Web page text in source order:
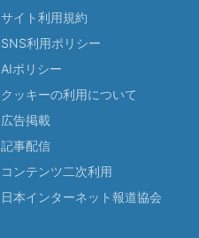
サイト利用規約
SNS利用ポリシー
AIポリシー
クッキーの利用について
広告掲載
記事配信
コンテンツ二次利用
日本インターネット報道協会